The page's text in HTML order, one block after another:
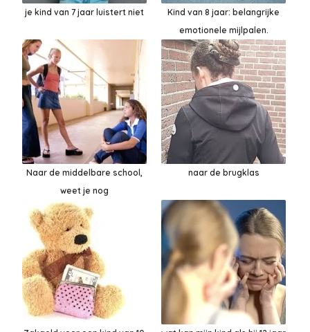
je kind van 7 jaar luistert niet
Kind van 8 jaar: belangrijke
emotionele mijlpalen.
Naar de middelbare school,
weet je nog
naar de brugklas